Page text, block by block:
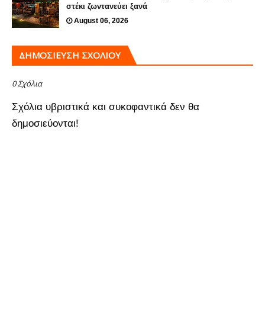
στέκι ζωντανεύει ξανά
August 06, 2026
ΔΗΜΟΣΊΕΥΣΗ ΣΧΟΛΊΟΥ
0 Σχόλια
Σχόλια υβριστικά και συκοφαντικά δεν θα
δημοσιεύονται!